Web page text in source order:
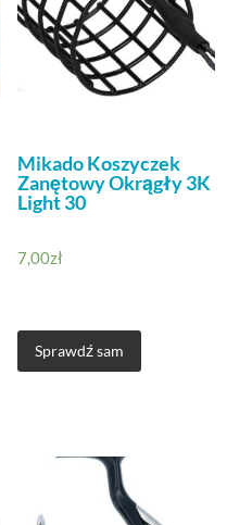
Mikado Koszyczek
Zanętowy Okrągły 3K
Light 30
7,00zł
Sprawdź sam